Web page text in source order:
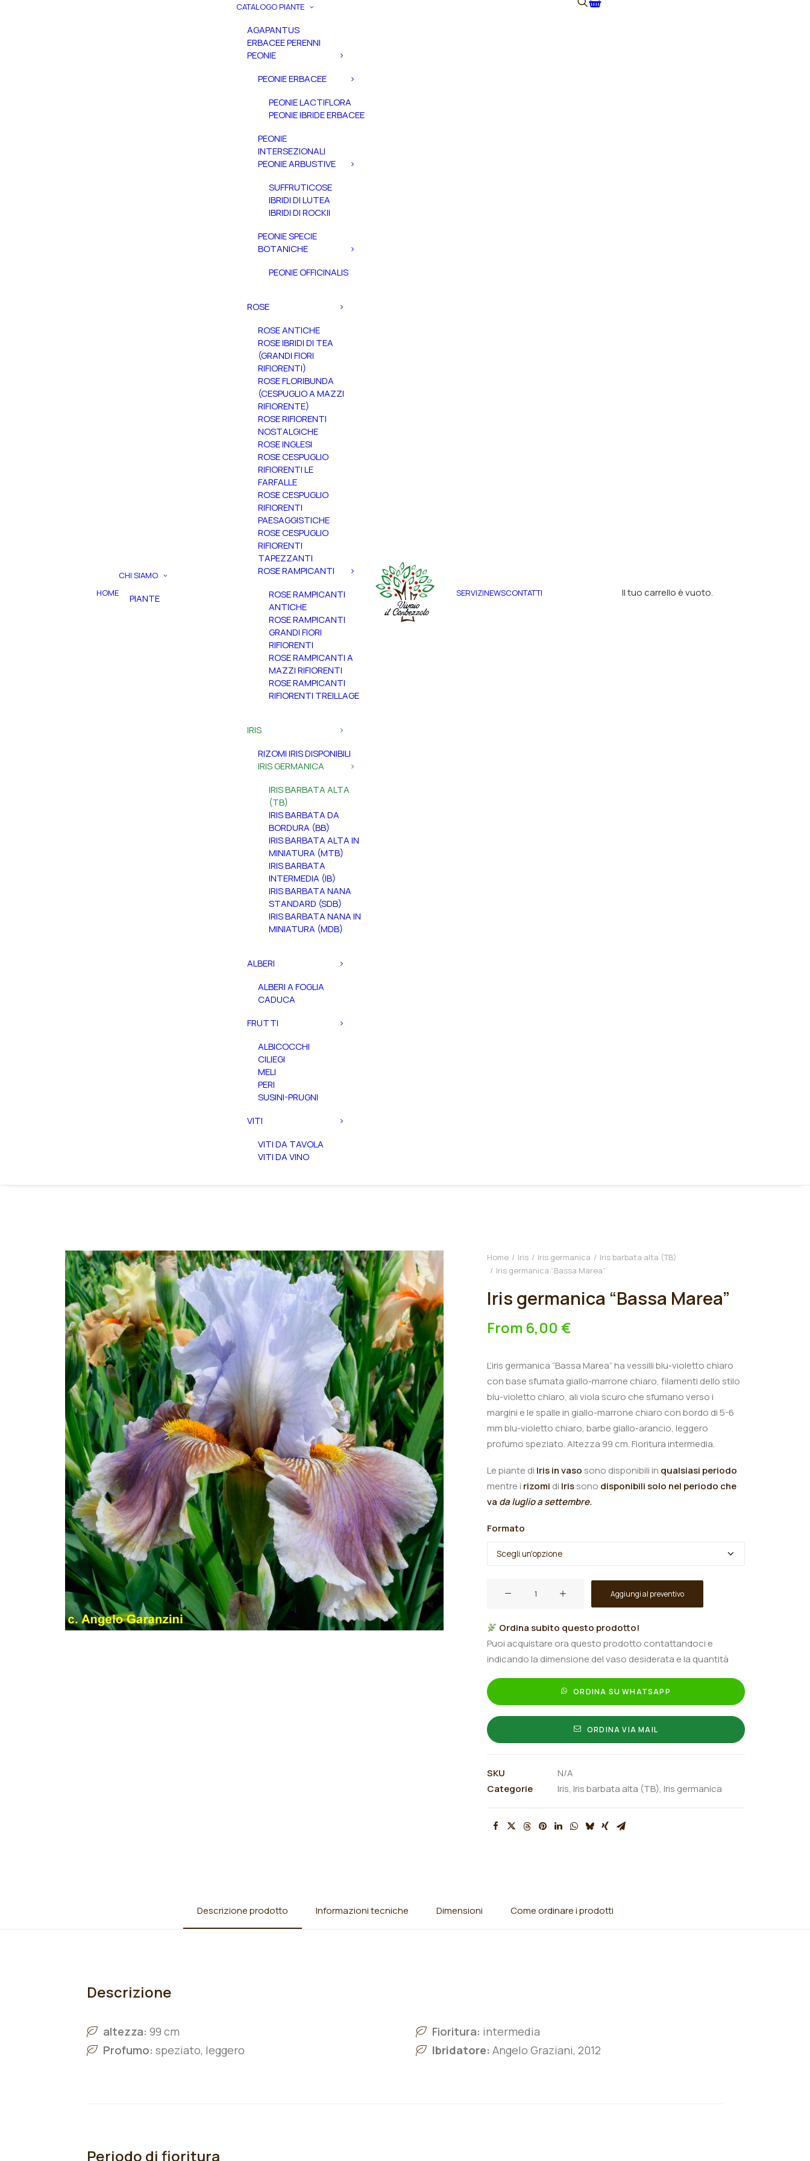
HOME
CHI SIAMO
PIANTE
CATALOGO PIANTE
AGAPANTUS
ERBACEE PERENNI
PEONIE
PEONIE ERBACEE
PEONIE LACTIFLORA
PEONIE IBRIDE ERBACEE
PEONIE
INTERSEZIONALI
PEONIE ARBUSTIVE
SUFFRUTICOSE
IBRIDI DI LUTEA
IBRIDI DI ROCKII
PEONIE SPECIE
BOTANICHE
PEONIE OFFICINALIS
ROSE
ROSE ANTICHE
ROSE IBRIDI DI TEA
(GRANDI FIORI
RIFIORENTI)
ROSE FLORIBUNDA
(CESPUGLIO A MAZZI
RIFIORENTE)
ROSE RIFIORENTI
NOSTALGICHE
ROSE INGLESI
ROSE CESPUGLIO
RIFIORENTI LE
FARFALLE
ROSE CESPUGLIO
RIFIORENTI
PAESAGGISTICHE
ROSE CESPUGLIO
RIFIORENTI
TAPEZZANTI
ROSE RAMPICANTI
ROSE RAMPICANTI
ANTICHE
ROSE RAMPICANTI
GRANDI FIORI
RIFIORENTI
ROSE RAMPICANTI A
MAZZI RIFIORENTI
ROSE RAMPICANTI
RIFIORENTI TREILLAGE
IRIS
RIZOMI IRIS DISPONIBILI
IRIS GERMANICA
IRIS BARBATA ALTA
(TB)
IRIS BARBATA DA
BORDURA (BB)
IRIS BARBATA ALTA IN
MINIATURA (MTB)
IRIS BARBATA
INTERMEDIA (IB)
IRIS BARBATA NANA
STANDARD (SDB)
IRIS BARBATA NANA IN
MINIATURA (MDB)
ALBERI
ALBERI A FOGLIA
CADUCA
FRUTTI
ALBICOCCHI
CILIEGI
MELI
PERI
SUSINI-PRUGNI
VITI
VITI DA TAVOLA
VITI DA VINO
SERVIZINEWSCONTATTI Il tuo carrello è vuoto.
Home Iris Iris germanica
Iris barbata alta (TB)
Iris germanica “Bassa Marea”
Iris germanica “Bassa Marea”
From 6,00 €
L’iris germanica “Bassa Marea” ha vessilli blu-violetto chiaro
con base sfumata giallo-marrone chiaro, filamenti dello stilo
blu-violetto chiaro, ali viola scuro che sfumano verso i
margini e le spalle in giallo-marrone chiaro con bordo di 5-6
mm blu-violetto chiaro, barbe giallo-arancio, leggero
profumo speziato.Altezza 99 cm. Fioritura intermedia.
Le piante di Iris in vaso sono disponibili in qualsiasi periodo
mentre i rizomi di Irissono disponibili solo nel periodo che
va da luglio a settembre.
Formato
Marea"
quantità
Aggiungi al preventivo
Ordina subito questo prodotto!
Puoi acquistare ora questo prodotto contattandoci e
indicando la dimensione del vaso desiderata e la quantità
ORDINA SU WHATSAPP
ORDINA VIA MAIL
SKU
N/A
Categorie
Iris, Iris barbata alta (TB), Iris germanica
Descrizione prodotto Informazioni tecniche Dimensioni Come ordinare i prodotti
Descrizione
altezza: 99 cm
Profumo: speziato, leggero
Fioritura: intermedia
Ibridatore: Angelo Graziani, 2012
Periodo di fioritura